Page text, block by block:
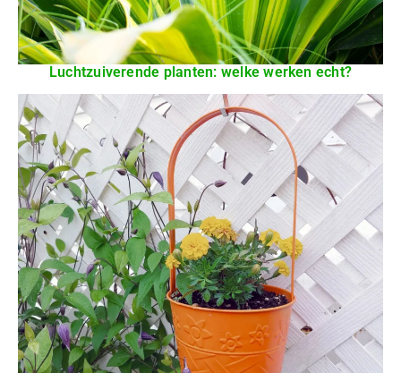
Luchtzuiverende planten: welke werken echt?